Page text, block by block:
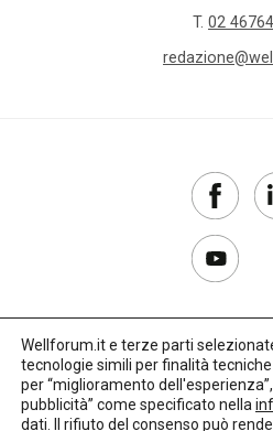
T. 02
Copyright
Privacy
Wellforum.it e terze parti
tecnologie simili per finalità
per “miglioramento
pubblicità” come specificato nella
dati . Il rifiuto del consenso può